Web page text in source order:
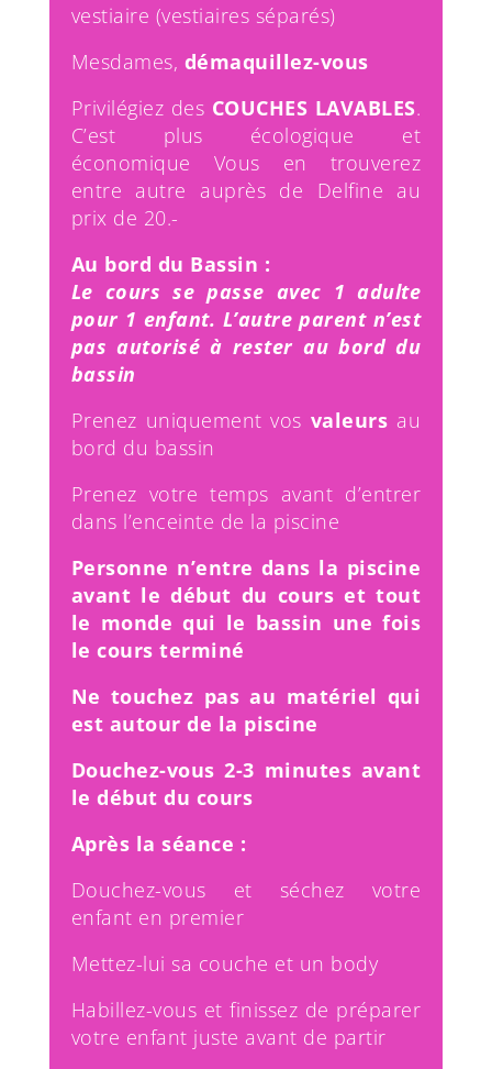
vestiaire (vestiaires séparés)
Mesdames, démaquillez-vous
Privilégiez des COUCHES LAVABLES.
C’est plus écologique et
économique Vous en trouverez
entre autre auprès de Delfine au
prix de 20.-
Au bord du Bassin :
Le cours se passe avec 1 adulte
pour 1 enfant. L’autre parent n’est
pas autorisé à rester au bord du
bassin
Prenez uniquement vos valeurs au
bord du bassin
Prenez votre temps avant d’entrer
dans l’enceinte de la piscine
Personne n’entre dans la piscine
avant le début du cours et tout
le monde qui le bassin une fois
le cours terminé
Ne touchez pas au matériel qui
est autour de la piscine
Douchez-vous 2-3 minutes avant
le début du cours
Après la séance :
Douchez-vous et séchez votre
enfant en premier
Mettez-lui sa couche et un body
Habillez-vous et finissez de préparer
votre enfant juste avant de partir